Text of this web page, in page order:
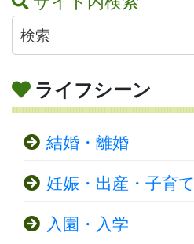
ライフシーン
結婚・離婚
妊娠・出産・子育て
入園・入学